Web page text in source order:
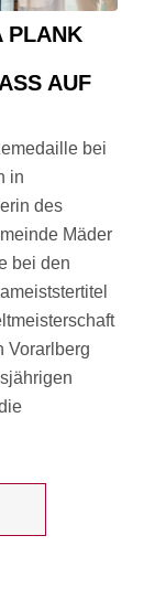
PLANK
AUF S
bei
in
des
Mäder
bei den
Vorarlberg